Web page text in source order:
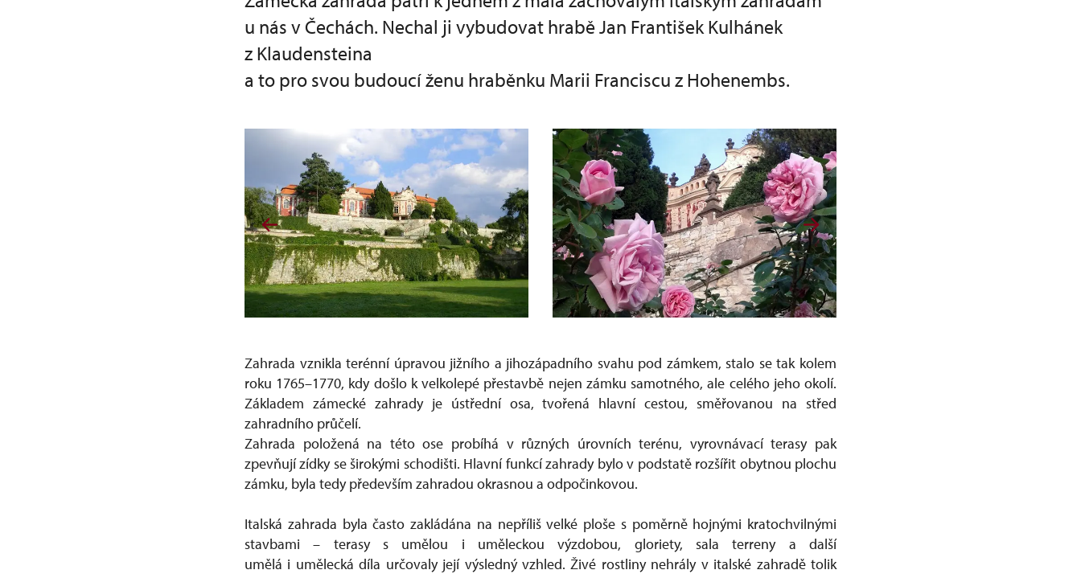
u nás v Čechách. Nechal ji vybudovat hrabě Jan František Kulhánek
z Klaudensteina
a to pro svou budoucí ženu hraběnku Marii Franciscu z Hohenembs.
Zahrada vznikla terénní úpravou jižního a jihozápadního svahu pod zámkem, stalo se tak kolem
roku 1765–1770, kdy došlo k velkolepé přestavbě nejen zámku samotného, ale celého jeho okolí.
Základem zámecké zahrady je ústřední osa, tvořená hlavní cestou, směřovanou na střed
zahradního průčelí.
Zahrada položená na této ose probíhá v různých úrovních terénu, vyrovnávací terasy pak
zpevňují zídky se širokými schodišti. Hlavní funkcí zahrady bylo v podstatě rozšířit obytnou plochu
zámku, byla tedy především zahradou okrasnou a odpočinkovou.
Italská zahrada byla často zakládána na nepříliš velké ploše s poměrně hojnými kratochvilnými
stavbami – terasy s umělou i uměleckou výzdobou, gloriety, sala terreny a další
umělá i umělecká díla určovaly její výsledný vzhled. Živé rostliny nehrály v italské zahradě tolik